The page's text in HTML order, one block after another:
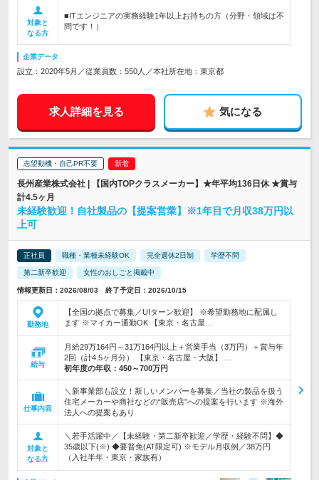
対象と
なる方
■ITエンジニアの実務経験1年以上お持ちの方（分野・領域は不
問です！）
企業データ
設立：2020年5月／従業員数：550人／本社所在地：東京都
求人詳細を見る 気になる
志望動機・自己PR不要
長州産業株式会社 | 【国内TOPクラスメーカー】★年平均136日休 ★賞与
計4.5ヶ月
未経験歓迎！自社製品の【提案営業】※1年目で月収38万円以
上可
正社員 職種・業種未経験OK 完全週休2日制 学歴不問
第二新卒歓迎 女性のおしごと掲載中
情報更新日：2026/08/03 終了予定日：2026/10/15
勤務地
【全国の拠点で募集／UIターン歓迎】 ※希望勤務地に配属し
ます ※マイカー通勤OK 【東京・名古屋…
給与
月給29万164円～31万164円以上＋営業手当（3万円）＋賞与年
2回（計4.5ヶ月分） 【東京・名古屋・大阪】 …
初年度の年収： 450～700万円
仕事内容
＼新事業部も設立！新しいメンバーを募集／当社の製品を扱う
住宅メーカーや商社などの“販売店”への提案を行います ※海外
法人への提案もあり
対象と
なる方
＼若手活躍中／【未経験・第二新卒歓迎／学歴・経験不問】◆
35歳以下(※) ◆要普免(AT限定可) ※モデル月収例／38万円
（入社半年・東京・家族有）